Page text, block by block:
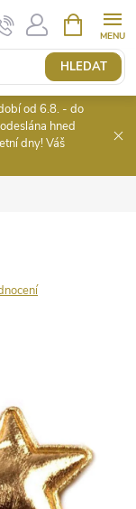
HLEDAT
NÁKUPNÍ
KOŠÍK
od 6.8. - do
hned
dny! Váš